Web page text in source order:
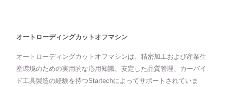
オートローディングカットオフマシン
オートローディングカットオフマシンは、精密加工および産業生
産環境のための実用的な応用知識、安定した品質管理、カーバイ
ド工具製造の経験を持つStartechによってサポートされていま